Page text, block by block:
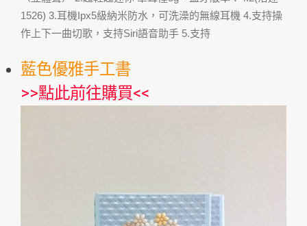
1526) 3.耳機Ipx5級納米防水，可洗澡的無線耳機 4.支持操
作上下一曲切歌，支持Siri語音助手 5.支持
藍色優雅手工書
>>點此前往購買<<